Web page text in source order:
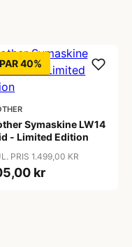
40%
Symaskine LW14
- Limited Edition
PRIS 1.499,00 KR
kr